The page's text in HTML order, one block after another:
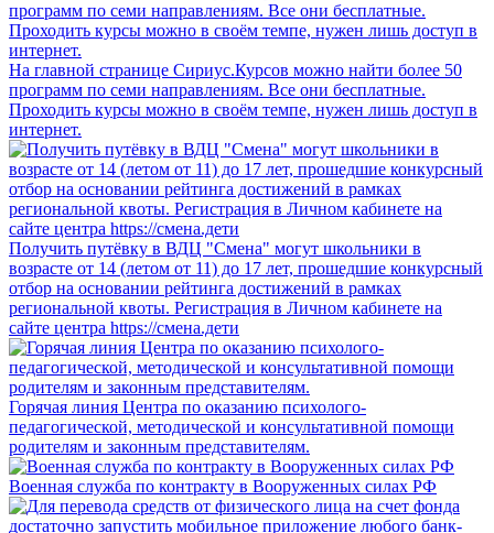
На главной странице Сириус.Курсов можно найти более 50
программ по семи направлениям. Все они бесплатные.
Проходить курсы можно в своём темпе, нужен лишь доступ в
интернет.
Получить путёвку в ВДЦ "Смена" могут школьники в
возрасте от 14 (летом от 11) до 17 лет, прошедшие конкурсный
отбор на основании рейтинга достижений в рамках
региональной квоты. Регистрация в Личном кабинете на
сайте центра https://смена.дети
Горячая линия Центра по оказанию психолого-
педагогической, методической и консультативной помощи
родителям и законным представителям.
Военная служба по контракту в Вооруженных силах РФ